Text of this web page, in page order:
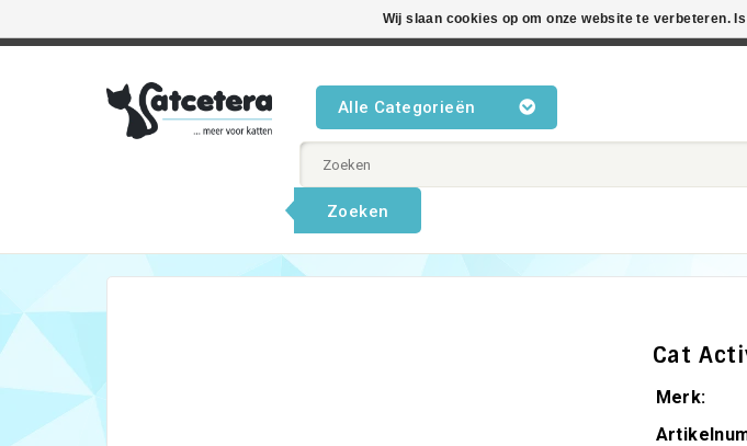
Alle Categorieën
Zoeken
Cat
Merk:
Wij slaan cookies op om onze website te verbeteren.
Beste producten voor katten • Kennis van